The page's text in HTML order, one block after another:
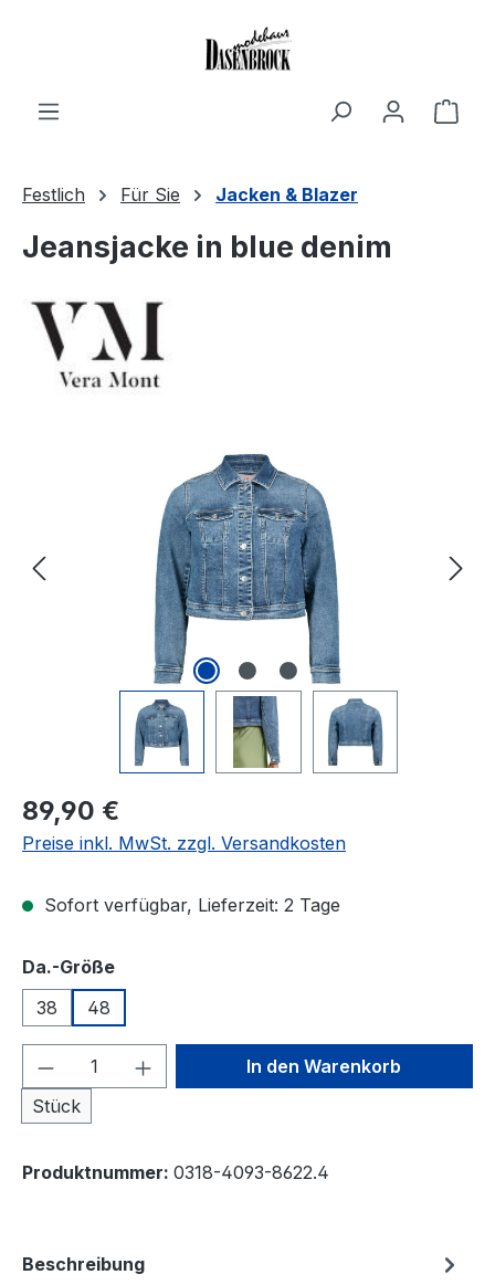
Festlich Für Sie Jacken & Blazer
Jeansjacke in blue denim
Bildergalerie überspringen
Regulärer Preis:
89,90 €
Preise inkl. MwSt. zzgl. Versandkosten
Sofort verfügbar, Lieferzeit: 2 Tage
Da.-Größeauswählen
38
48
Produkt Anzahl: Gib den
Stück
In den Warenkorb
Produktnummer: 0318-4093-8622.4
Beschreibung